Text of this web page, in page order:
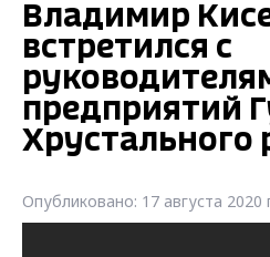
Владимир
встретился с
предприятий
Хрустального
Опубликовано: 17 августа 2020